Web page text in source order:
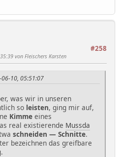
#258
von Fleischers Karsten
10, 05:51:07
was wir in unseren
so leisten, ging mir auf,
Kimme eines
real existierende Mussda
schneiden — Schnitte.
bezeichnen das greifbare